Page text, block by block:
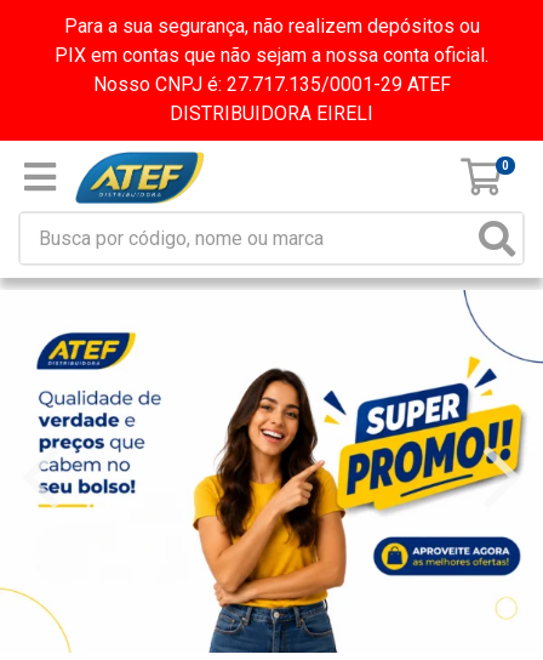
Para a sua segurança, não realizem depósitos ou
PIX em contas que não sejam a nossa conta oficial.
Nosso CNPJ é: 27.717.135/0001-29 ATEF
DISTRIBUIDORA EIRELI
0